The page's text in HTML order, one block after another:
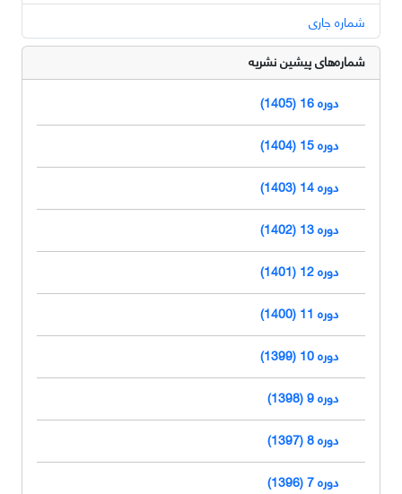
شماره جاری
شماره‌های پیشین نشریه
دوره 16 (1405)
دوره 15 (1404)
دوره 14 (1403)
دوره 13 (1402)
دوره 12 (1401)
دوره 11 (1400)
دوره 10 (1399)
دوره 9 (1398)
دوره 8 (1397)
دوره 7 (1396)